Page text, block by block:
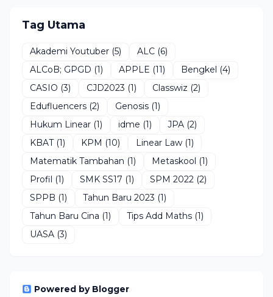
Tag Utama
Akademi Youtuber (5) ALC (6)
ALCoB; GPGD (1) APPLE (11) Bengkel (4)
CASIO (3) CJD2023 (1) Classwiz (2)
Edufluencers (2) Genosis (1)
Hukum Linear (1) idme (1) JPA (2)
KBAT (1) KPM (10) Linear Law (1)
Matematik Tambahan (1) Metaskool (1)
Profil (1) SMK SS17 (1) SPM 2022 (2)
SPPB (1) Tahun Baru 2023 (1)
Tahun Baru Cina (1) Tips Add Maths (1)
UASA (3)
Powered by Blogger